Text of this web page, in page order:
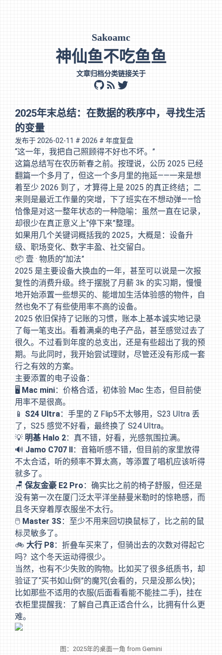
Sakoamc
神仙鱼不吃鱼鱼
文章归档分类链接关于
github
rss twitter
2025年末总结：在数据的秩序中，寻找生活
的变量
发布于 2026-02-11 # 2026 # 年度复盘
“这一年，我把自己照顾得不好也不坏。”
这篇总结写在农历新春之前。按理说，公历 2025 已经
翻篇一个多月了，但这一个多月里的拖延——一来是想
着至少 2026 到了，才算得上是 2025 的真正终结；二
来则是最近工作量的突增，下了班实在不想动弹——恰
恰像是对这一整年状态的一种隐喻：虽然一直在记录，
却很少在真正意义上“停下来”整理。
如果用几个关键词概括我的 2025，大概是：设备升
级、职场变化、数字丰盈、社交留白。
📦 壹 · 物质的“加法”
2025 是主要设备大换血的一年，甚至可以说是一次报
复性的消费升级。终于摆脱了月薪 3k 的实习期，慢慢
地开始添置一些想买的、能增加生活体验感的物件，自
然也免不了有些使用率不高的设备。
2025 依旧保持了记账的习惯，账本上基本诚实地记录
了每一笔支出。看着满桌的电子产品，甚至感觉过去了
很久。不过看到年度的总支出，还是有些超出了我的预
期。与此同时，我开始尝试理财，尽管还没有形成一套
行之有效的方案。
主要添置的电子设备：
🖥️ Mac mini：价格合适，初体验 Mac 生态，但目前使
用率不是很高。
📱 S24 Ultra：手里的 Z Flip5不太够用，S23 Ultra 丢
了，S25 感觉不好看，最终换了 S24 Ultra。
💡 明基 Halo 2：真不错，好看，光感氛围拉满。
🔊 Jamo C707 II：音箱听感不错，但目前的家里放得
不太合适，听的频率不算太高，等添置了唱机应该听得
就多了。
🪑 保友金豪 E2 Pro：确实比之前的椅子舒服，但还是
没有第一次在厦门泛太平洋坐赫曼米勒时的惊艳感，而
且冬天穿着厚衣服坐不太行。
🖱️ Master 3S ：至少不用来回切换鼠标了，比之前的鼠
标灵敏多了。
🚲 大行 P8：折叠车买来了，但骑出去的次数对得起它
吗？这个冬天运动得很少。
当然，也有不少失败的购物。比如买了很多纸质书，却
验证了“买书如山倒”的魔咒(会看的，只是没那么快)；
比如那些不适用的衣服(后面看看能不能挂二手)，挂在
衣柜里提醒我：了解自己真正适合什么，比拥有什么更
难。
图：2025年的桌面一角 from Gemini